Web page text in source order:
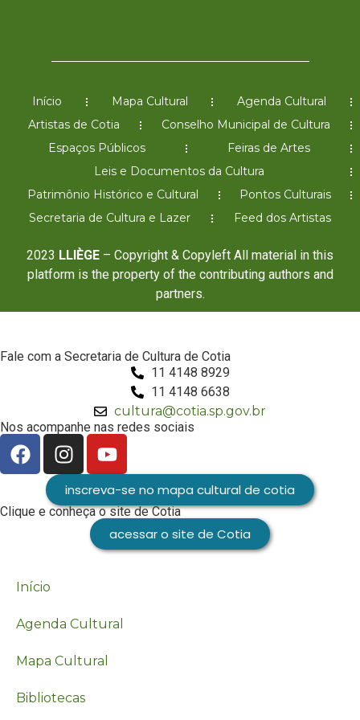
Início Mapa Cultural
Agenda Cultural
Artistas de Cotia
Conselho Municipal de Cultura
Espaços Públicos
Feiras de Artes
Leis e Documentos da Cultura
Patrimônio Histórico e Cultural
Pontos Culturais
Secretaria de Cultura e Lazer
Feed dos Artistas
2023 LLIÈGE – Copyright & Copyleft All material in this
platform is the property of the contributing authors and
partners.
Fale com a Secretaria de Cultura de Cotia
11 4148 8929
11 4148 6638
cultura@cotia.sp.gov.br
Nos acompanhe nas redes sociais
inscreva-se no mapa cultural de cotia
Clique e conheça o site de Cotia
acessar o site de Cotia
Início
Agenda Cultural
Mapa Cultural
Bibliotecas